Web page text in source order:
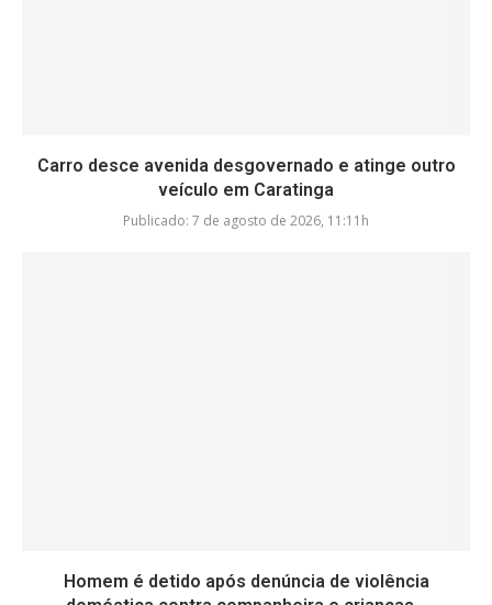
Carro desce avenida desgovernado e atinge outro
veículo em Caratinga
Publicado: 7 de agosto de 2026, 11:11h
Homem é detido após denúncia de violência